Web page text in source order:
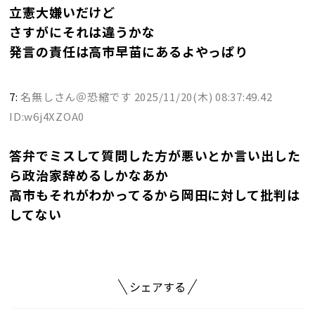
立憲大嫌いだけど
さすがにそれは違うかな
発言の責任は高市早苗にあるよやっぱり
7:名無しさん＠恐縮です 2025/11/20(木) 08:37:49.42
ID:w6j4XZOA0
答弁でミスして質問した方が悪いとか言い出した
ら政治家辞めるしかなあか
高市もそれがわかってるから岡田に対して批判は
してない
シェアする